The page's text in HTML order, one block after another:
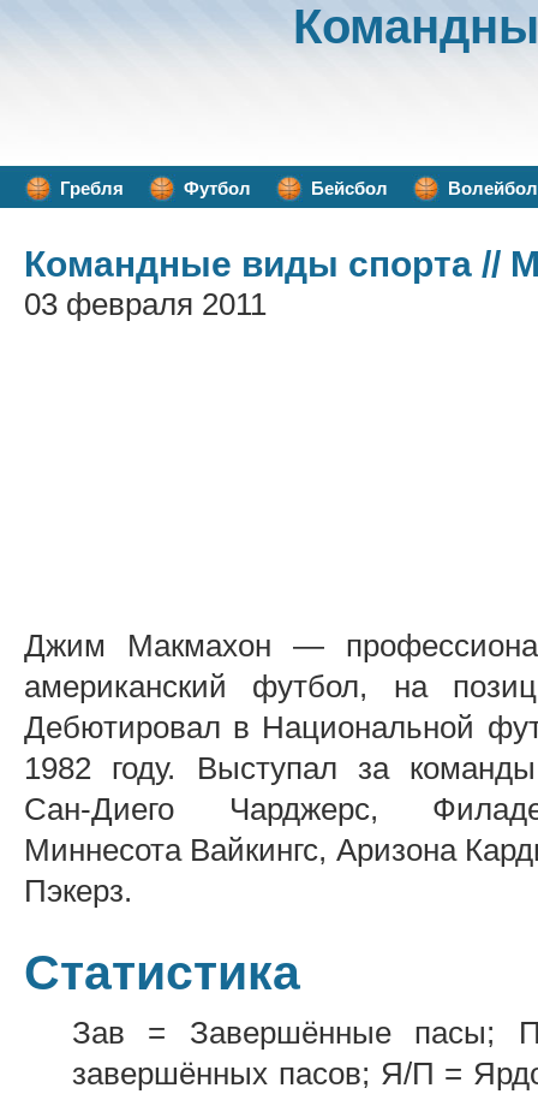
Гребля Футбол Бейсбол Волейбол
Командные виды спорта //
03 февраля 2011
Джим Макмахон —
американский футбол, на
Дебютировал в Национальной
1982 году. Выступал за
Сан-Диего Чарджерс,
Миннесота Вайкингс, Аризона
Пэкерз.
Статистика
Зав = Завершённые пасы;
завершённых пасов; Я/П =